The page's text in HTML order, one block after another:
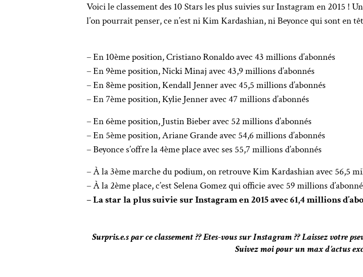
Voici le classement des 10 Stars les plus suivies sur Instagram en 2015 !
l’on pourrait penser, ce n’est ni Kim Kardashian, ni Beyonce qui sont en
– En 10ème position, Cristiano Ronaldo avec 43 millions d’abonnés
– En 9ème position, Nicki Minaj avec 43,9 millions d’abonnés
– En 8ème position, Kendall Jenner avec 45,5 millions d’abonnés
– En 7ème position, Kylie Jenner avec 47 millions d’abonnés
– En 6ème position, Justin Bieber avec 52 millions d’abonnés
– En 5ème position, Ariane Grande avec 54,6 millions d’abonnés
– Beyonce s’offre la 4ème place avec ses 55,7 millions d’abonnés
– À la 3ème marche du podium, on retrouve Kim Kardashian avec 56,5
– À la 2ème place, c’est Selena Gomez qui officie avec 59 millions
– La star la plus suivie sur Instagram en 2015 avec 61,4 millions
Surpris.e.s par ce classement ?? Etes-vous sur Instagram ?? Laissez votre
Suivez moi pour un max d’actus